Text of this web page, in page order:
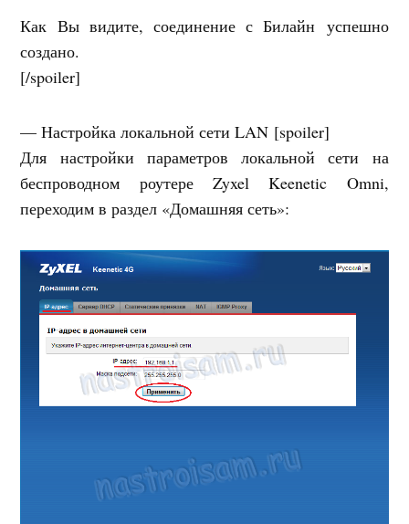
Как Вы видите, соединение с Билайн успешно
создано.
[/spoiler]
— Настройка локальной сети LAN [spoiler]
Для настройки параметров локальной сети на
беспроводном роутере Zyxel Keenetic Omni,
переходим в раздел «Домашняя сеть»: